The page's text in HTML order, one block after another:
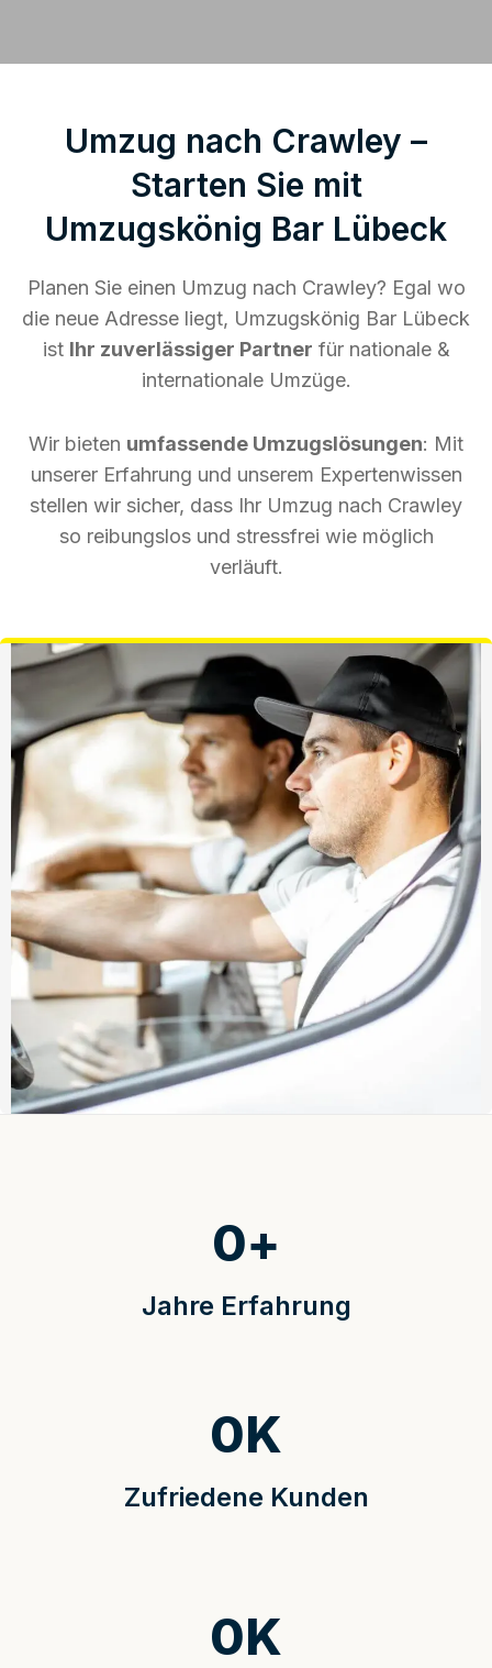
Umzug nach Crawley –
Starten Sie mit
Umzugskönig Bar Lübeck
Planen Sie einen Umzug nach Crawley? Egal wo
die neue Adresse liegt, Umzugskönig Bar Lübeck
ist Ihr zuverlässiger Partner für nationale &
internationale Umzüge.
Wir bieten umfassende Umzugslösungen: Mit
unserer Erfahrung und unserem Expertenwissen
stellen wir sicher, dass Ihr Umzug nach Crawley
so reibungslos und stressfrei wie möglich
verläuft.
Jahre Erfahrung
0+
Zufriedene Kunden
0K
0K